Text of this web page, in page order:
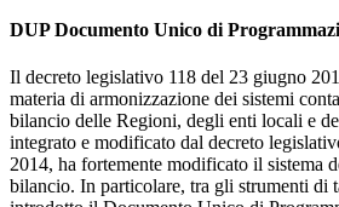
DUP Documento Unico di
Il decreto legislativo 118 del 23 giugno
materia di armonizzazione dei sistemi
bilancio delle Regioni, degli enti locali e
integrato e modificato dal decreto
2014, ha fortemente modificato il sistema
bilancio. In particolare, tra gli strumenti di